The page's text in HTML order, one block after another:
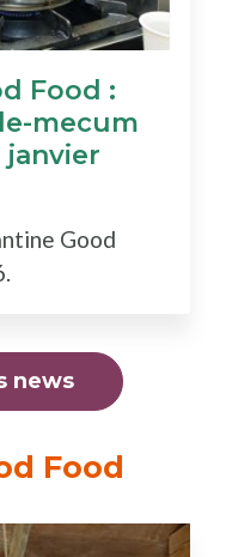
Food :
mecum
Good
news
Food